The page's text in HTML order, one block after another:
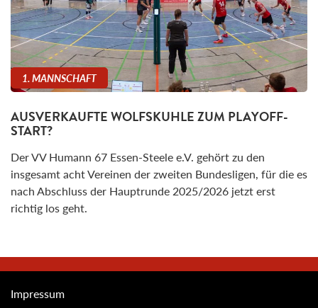
1. MANNSCHAFT
AUSVERKAUFTE WOLFSKUHLE ZUM PLAYOFF-
START?
Der VV Humann 67 Essen-Steele e.V. gehört zu den
insgesamt acht Vereinen der zweiten Bundesligen, für die es
nach Abschluss der Hauptrunde 2025/2026 jetzt erst
richtig los geht.
Impressum